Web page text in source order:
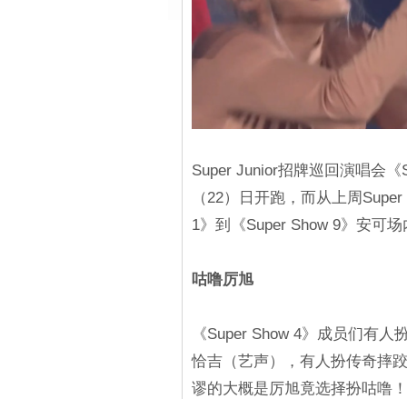
Super Junior招牌巡回演唱会
（22）日开跑，而从上周
1》到《Super Show 9》安可
咕噜厉旭
《Super Show 4》成员们有
恰吉（艺声），有人扮传奇摔
谬的大概是厉旭竟选择扮咕噜！